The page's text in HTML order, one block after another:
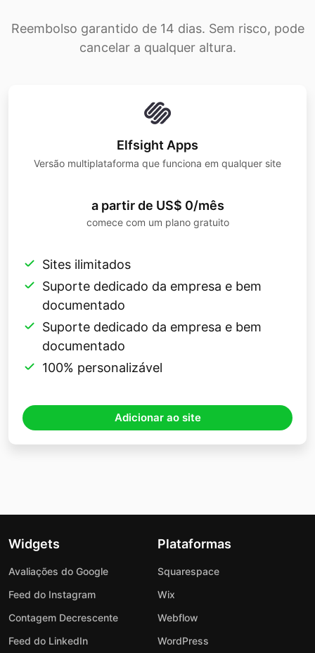
Reembolso garantido de 14 dias. Sem risco, pode
cancelar a qualquer altura.
Elfsight Apps
Versão multiplataforma que funciona em qualquer site
a partir de US$ 0/mês
comece com um plano gratuito
Sites ilimitados
Suporte dedicado da empresa e bem
documentado
Suporte dedicado da empresa e bem
documentado
100% personalizável
Adicionar ao site
Widgets
Avaliações do Google
Feed do Instagram
Contagem Decrescente
Feed do LinkedIn
Plataformas
Squarespace
Wix
Webflow
WordPress